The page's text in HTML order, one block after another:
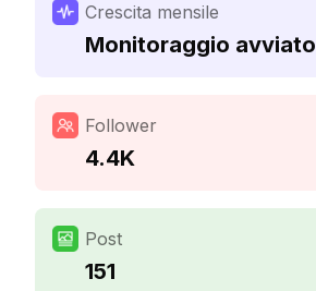
Crescita mensile
Monitoraggio avviato
Follower
4.4K
Post
151